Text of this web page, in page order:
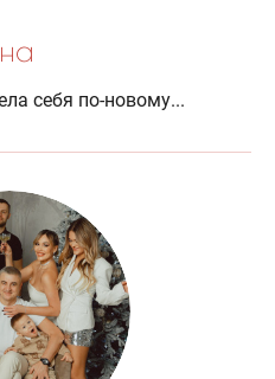
себя по-новому...